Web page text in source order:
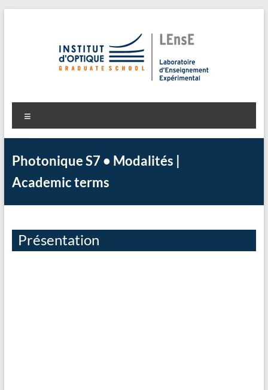
LEnsE
Laboratoire d'Enseignement Expérimental
Photonique S7 • Modalités |
Academic terms
Présentation